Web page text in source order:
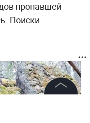
пропавшей
Поиски